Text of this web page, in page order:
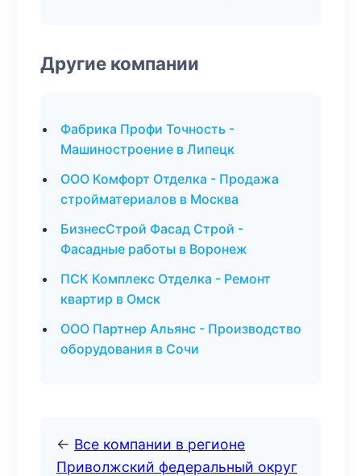
Другие компании
Фабрика Профи Точность -
Машиностроение в Липецк
ООО Комфорт Отделка - Продажа
стройматериалов в Москва
БизнесСтрой Фасад Строй -
Фасадные работы в Воронеж
ПСК Комплекс Отделка - Ремонт
квартир в Омск
ООО Партнер Альянс - Производство
оборудования в Сочи
← Все компании в регионе
Приволжский федеральный округ